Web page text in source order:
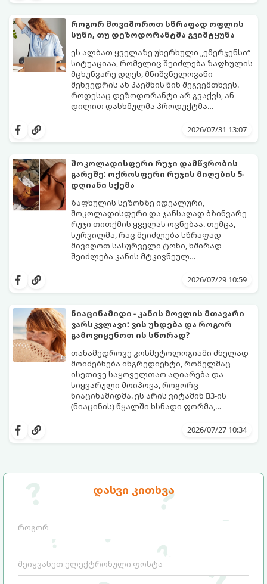
დასვი კითხვა
როგორ მოვიშოროთ სწრაფად ოფლის
სუნი, თუ დეზოდორანტმა გვიმტყუნა
ეს ალბათ ყველაზე უხერხული „ემერჯენსი“
სიტუაციაა, რომელიც შეიძლება ზაფხულის
მცხუნვარე დღეს, მნიშვნელოვანი
შეხვედრის ან პაემნის წინ შეგვემთხვეს.
როდესაც დეზოდორანტი არ გვაქვს, ან
დილით დასხმულმა პროდუქტმა
იღლიებში უსიამოვნო სუნი გაჩნდა,
სუნი არ აქვს. სუნს აჩენენ ბაქტერიები,
შესაბამისად, ჩვენი მიზანია ამ
ბაქტერიების განადგურება და კანის
გამოშრობა.
აი, 5 ყველაზე ეფექტური,
აპრობირებული და ნაცადი ხერხი,
რომლებიც ნებისმიერ ოფისში, კაფესა
თუ საზოგადოებრივ ტუალეტში, სულ
რაღაც 2 წუთში გადაგარჩენთ:
2026/07/31 13:07
შოკოლადისფერი რუჯი დამწვრობის
გარეშე: ოქროსფერი რუჯის მიღების 5-
დღიანი სქემა
ზაფხულის სეზონზე იდეალური,
შოკოლადისფერი და ჯანსაღად ბზინვარე
რუჯი თითქმის ყველას ოცნებაა. თუმცა,
სურვილმა, რაც შეიძლება სწრაფად
მივიღოთ სასურველი ტონი, ხშირად
შეიძლება კანის მტკივნეულ
გამოიმუშაოს მელანინი - პიგმენტი,
5-დღიანი სქემა დაგეხმარებათ, მიიღოთ
ღრმა, თანაბარი და ხანგრძლივი რუჯი
კანის ჯანმრთელობის დაზიანების გარეშე.
2026/07/29 10:59
ნიაცინამიდი - კანის მოვლის მთავარი
ვარსკვლავი: ვის უხდება და როგორ
გამოვიყენოთ ის სწორად?
თანამედროვე კოსმეტოლოგიაში ძნელად
მოიძებნება ინგრედიენტი, რომელმაც
ისეთივე საყოველთაო აღიარება და
სიყვარული მოიპოვა, როგორც
ნიაცინამიდმა. ეს არის ვიტამინ B3-ის
(ნიაცინის) წყალში ხსნადი ფორმა,
კანისთვის ნამდვილი „მაშველი რგოლია“.
თავის მოვლის რუტინის შეუცვლელი
2026/07/27 10:34